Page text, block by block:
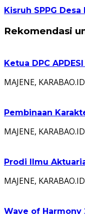
Kisruh SPPG
Rekomendasi
Ketua DPC
MAJENE,
Pembinaan
MAJENE,
Prodi Ilmu
MAJENE,
Wave of Harmony